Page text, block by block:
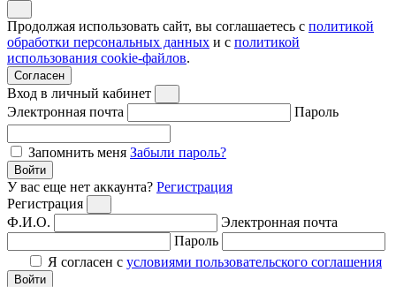
Продолжая использовать сайт, вы соглашаетесь с политикой
обработки персональных данных и с политикой
использования cookie-файлов.
Согласен
Вход в личный кабинет
Электронная почта
Пароль
Запомнить меня Забыли пароль?
Войти
У вас еще нет аккаунта? Регистрация
Регистрация
Ф.И.О.
Электронная почта
Пароль
Я согласен с условиями пользовательского соглашения
Войти